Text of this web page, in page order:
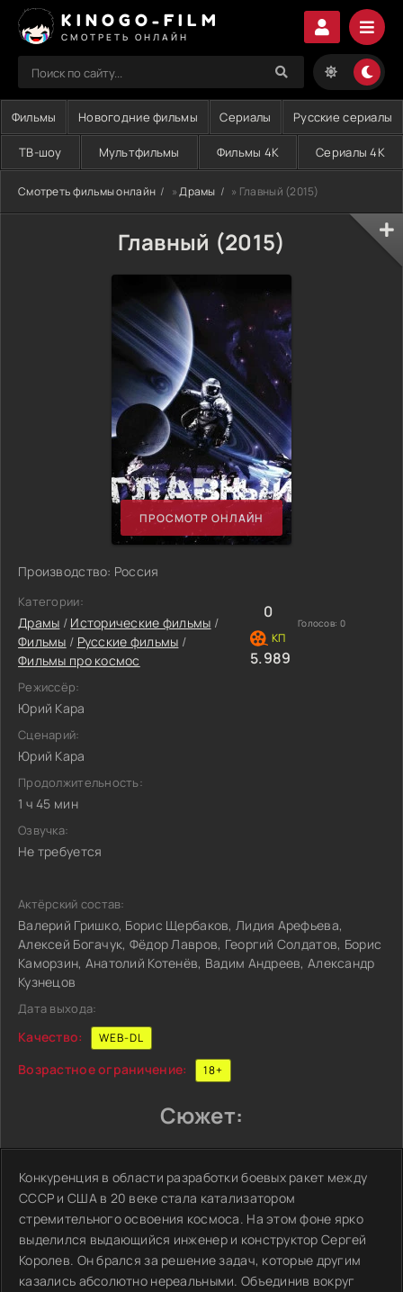
KINOGO-FILM
СМОТРЕТЬ ОНЛАЙН
Фильмы Новогодние фильмы Сериалы Русские сериалы
ТВ-шоу Мультфильмы Фильмы 4K Сериалы 4K
Смотреть фильмы онлайн »Драмы » Главный (2015)
Главный (2015)
ПРОСМОТР ОНЛАЙН
Производство: Россия
Категории:
Драмы / Исторические фильмы /
Фильмы / Русские фильмы /
Фильмы про космос
Режиссёр:
Юрий Кара
Сценарий:
Юрий Кара
Продолжительность:
1 ч 45 мин
Озвучка:
Не требуется
0
Голосов: 0
5.989
Актёрский состав:
Валерий Гришко, Борис Щербаков, Лидия Арефьева,
Алексей Богачук, Фёдор Лавров, Георгий Солдатов, Борис
Каморзин, Анатолий Котенёв, Вадим Андреев, Александр
Кузнецов
Дата выхода:
Качество: WEB-DL
Возрастное ограничение: 18+
Сюжет:
Конкуренция в области разработки боевых ракет между
СССР и США в 20 веке стала катализатором
стремительного освоения космоса. На этом фоне ярко
выделился выдающийся инженер и конструктор Сергей
Королев. Он брался за решение задач, которые другим
казались абсолютно нереальными. Объединив вокруг